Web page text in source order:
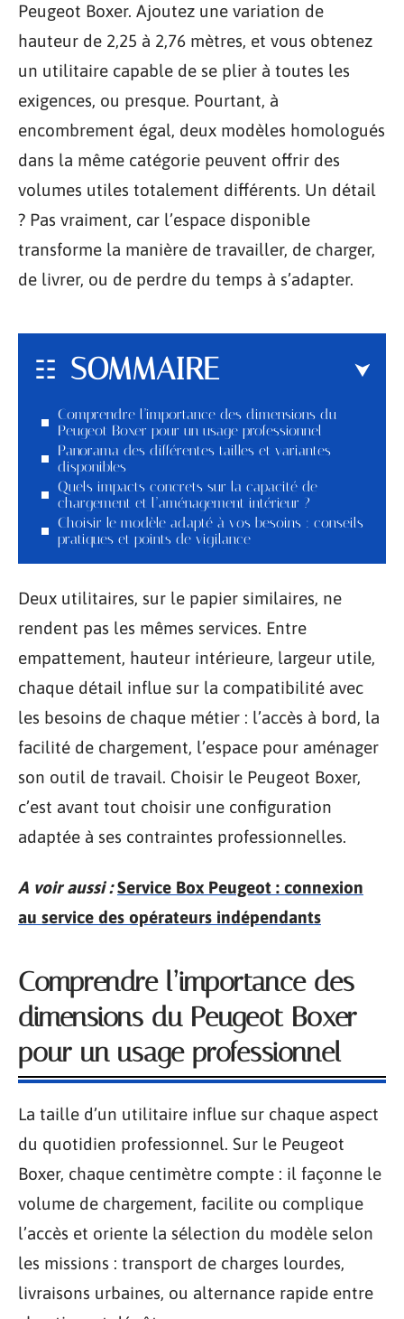
Peugeot Boxer. Ajoutez une variation de
hauteur de 2,25 à 2,76 mètres, et vous obtenez
un utilitaire capable de se plier à toutes les
exigences, ou presque. Pourtant, à
encombrement égal, deux modèles homologués
dans la même catégorie peuvent offrir des
volumes utiles totalement différents. Un détail
? Pas vraiment, car l’espace disponible
transforme la manière de travailler, de charger,
de livrer, ou de perdre du temps à s’adapter.
SOMMAIRE
Comprendre l’importance des dimensions du
Peugeot Boxer pour un usage professionnel
Panorama des différentes tailles et variantes
disponibles
Quels impacts concrets sur la capacité de
chargement et l’aménagement intérieur ?
Choisir le modèle adapté à vos besoins : conseils
pratiques et points de vigilance
Deux utilitaires, sur le papier similaires, ne
rendent pas les mêmes services. Entre
empattement, hauteur intérieure, largeur utile,
chaque détail influe sur la compatibilité avec
les besoins de chaque métier : l’accès à bord, la
facilité de chargement, l’espace pour aménager
son outil de travail. Choisir le Peugeot Boxer,
c’est avant tout choisir une configuration
adaptée à ses contraintes professionnelles.
A voir aussi : Service Box Peugeot : connexion
au service des opérateurs indépendants
Comprendre l’importance des
dimensions du Peugeot Boxer
pour un usage professionnel
La taille d’un utilitaire influe sur chaque aspect
du quotidien professionnel. Sur le Peugeot
Boxer, chaque centimètre compte : il façonne le
volume de chargement, facilite ou complique
l’accès et oriente la sélection du modèle selon
les missions : transport de charges lourdes,
livraisons urbaines, ou alternance rapide entre